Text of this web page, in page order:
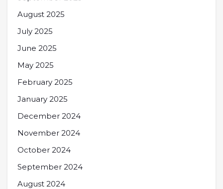
August 2025
July 2025
June 2025
May 2025
February 2025
January 2025
December 2024
November 2024
October 2024
September 2024
August 2024